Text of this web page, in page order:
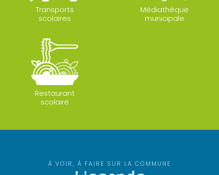
Transports
scolaires
Médiathèque
municipale
Restaurant
scolaire
À VOIR, À FAIRE SUR LA COMMUNE